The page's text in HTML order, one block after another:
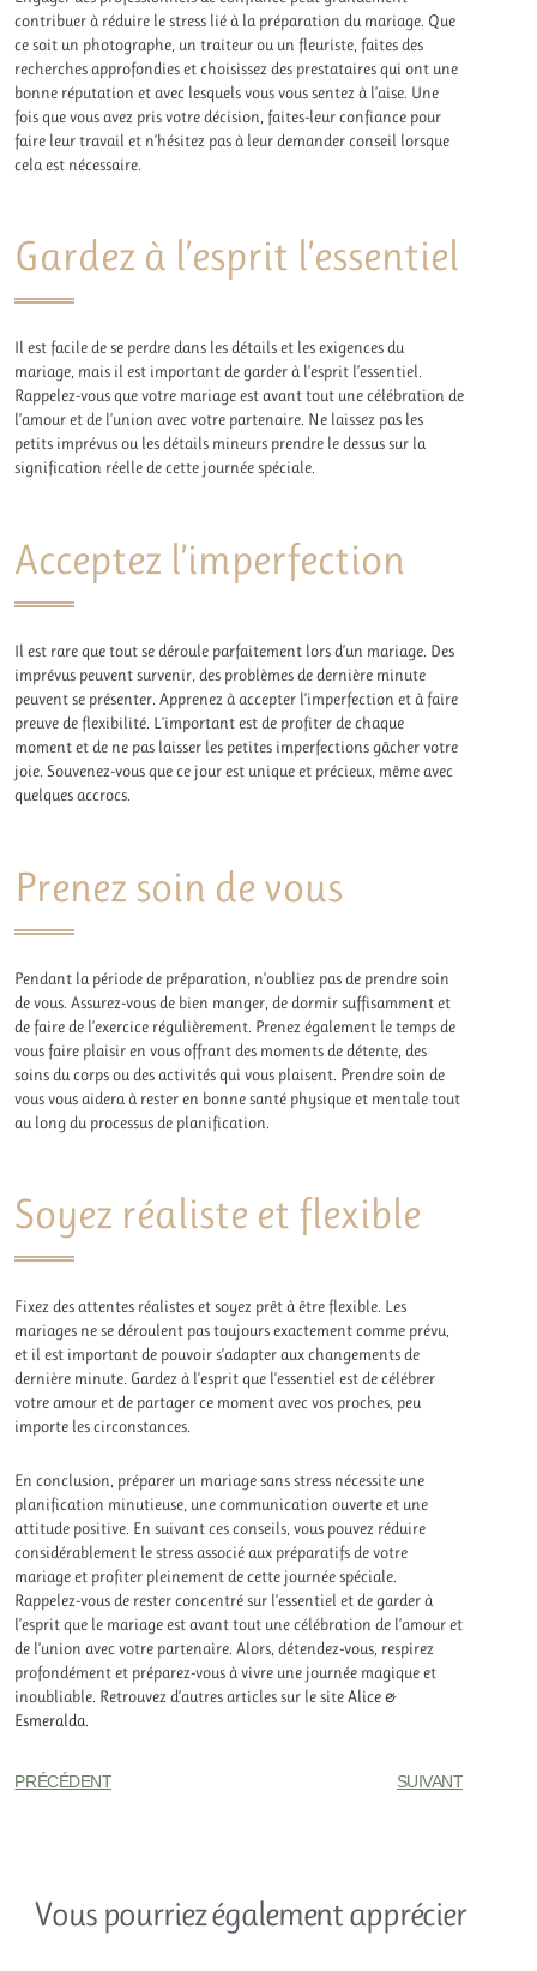
contribuer à réduire le stress lié à la préparation du mariage. Que
ce soit un photographe, un traiteur ou un fleuriste, faites des
recherches approfondies et choisissez des prestataires qui ont une
bonne réputation et avec lesquels vous vous sentez à l’aise. Une
fois que vous avez pris votre décision, faites-leur confiance pour
faire leur travail et n’hésitez pas à leur demander conseil lorsque
cela est nécessaire.
Gardez à l’esprit l’essentiel
Il est facile de se perdre dans les détails et les exigences du
mariage, mais il est important de garder à l’esprit l’essentiel.
Rappelez-vous que votre mariage est avant tout une célébration de
l’amour et de l’union avec votre partenaire. Ne laissez pas les
petits imprévus ou les détails mineurs prendre le dessus sur la
signification réelle de cette journée spéciale.
Acceptez l’imperfection
Il est rare que tout se déroule parfaitement lors d’un mariage. Des
imprévus peuvent survenir, des problèmes de dernière minute
peuvent se présenter. Apprenez à accepter l’imperfection et à faire
preuve de flexibilité. L’important est de profiter de chaque
moment et de ne pas laisser les petites imperfections gâcher votre
joie. Souvenez-vous que ce jour est unique et précieux, même avec
quelques accrocs.
Prenez soin de vous
Pendant la période de préparation, n’oubliez pas de prendre soin
de vous. Assurez-vous de bien manger, de dormir suffisamment et
de faire de l’exercice régulièrement. Prenez également le temps de
vous faire plaisir en vous offrant des moments de détente, des
soins du corps ou des activités qui vous plaisent. Prendre soin de
vous vous aidera à rester en bonne santé physique et mentale tout
au long du processus de planification.
Soyez réaliste et flexible
Fixez des attentes réalistes et soyez prêt à être flexible. Les
mariages ne se déroulent pas toujours exactement comme prévu,
et il est important de pouvoir s’adapter aux changements de
dernière minute. Gardez à l’esprit que l’essentiel est de célébrer
votre amour et de partager ce moment avec vos proches, peu
importe les circonstances.
En conclusion, préparer un mariage sans stress nécessite une
planification minutieuse, une communication ouverte et une
attitude positive. En suivant ces conseils, vous pouvez réduire
considérablement le stress associé aux préparatifs de votre
mariage et profiter pleinement de cette journée spéciale.
Rappelez-vous de rester concentré sur l’essentiel et de garder à
l’esprit que le mariage est avant tout une célébration de l’amour et
de l’union avec votre partenaire. Alors, détendez-vous, respirez
profondément et préparez-vous à vivre une journée magique et
inoubliable. Retrouvez d’autres articles sur le siteAlice &
Esmeralda
PRÉCÉDENT SUIVANT
Vous pourriez également apprécier